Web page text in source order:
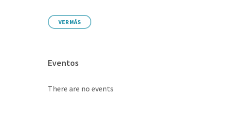
VER MÁS
Eventos
There are no events